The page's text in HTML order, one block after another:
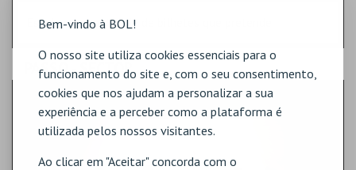
Bem-vindo à BOL!
O nosso site utiliza cookies essenciais para o
funcionamento do site e, com o seu consentimento,
cookies que nos ajudam a personalizar a sua
experiência e a perceber como a plataforma é
utilizada pelos nossos visitantes.
Ao clicar em "Aceitar" concorda com o
Escolha a quantidade de bilhetes que pretende
PASSO- SECTOR
GERAL